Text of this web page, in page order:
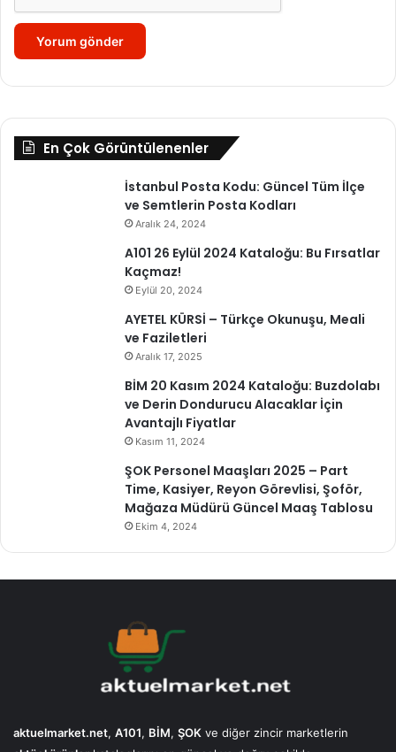
En Çok Görüntülenenler
İstanbul Posta Kodu: Güncel Tüm İlçe
ve Semtlerin Posta Kodları
Aralık 24, 2024
A101 26 Eylül 2024 Kataloğu: Bu Fırsatlar
Kaçmaz!
Eylül 20, 2024
AYETEL KÜRSİ – Türkçe Okunuşu, Meali
ve Faziletleri
Aralık 17, 2025
BİM 20 Kasım 2024 Kataloğu: Buzdolabı
ve Derin Dondurucu Alacaklar İçin
Avantajlı Fiyatlar
Kasım 11, 2024
ŞOK Personel Maaşları 2025 – Part
Time, Kasiyer, Reyon Görevlisi, Şoför,
Mağaza Müdürü Güncel Maaş Tablosu
Ekim 4, 2024
aktuelmarket.net, A101, BİM, ŞOK ve diğer zincir marketlerin